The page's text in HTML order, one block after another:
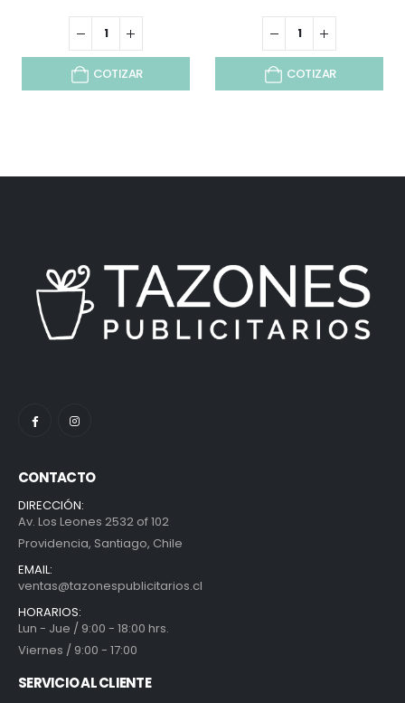
COTIZAR COTIZAR
CONTACTO
DIRECCIÓN:
Av. Los Leones 2532 of 102
Providencia, Santiago, Chile
EMAIL:
ventas@tazonespublicitarios.cl
HORARIOS:
Lun - Jue / 9:00 - 18:00 hrs.
Viernes / 9:00 - 17:00
SERVICIO AL CLIENTE